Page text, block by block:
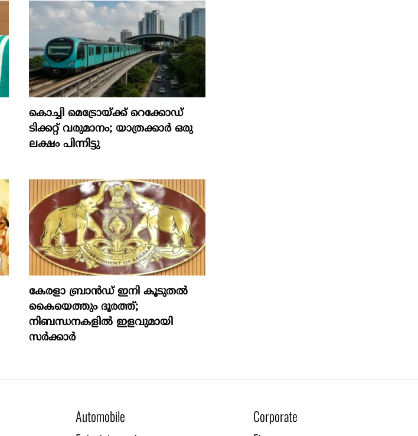
കൊച്ചി മെട്രോയ്ക്ക് റെക്കോഡ്
ടിക്കറ്റ് വരുമാനം; യാത്രക്കാർ ഒരു
ലക്ഷം പിന്നിട്ടു
കേരളാ ബ്രാൻഡ് ഇനി കൂടുതൽ
കൈയെത്തും ദൂരത്ത്;
നിബന്ധനകളിൽ ഇളവുമായി
സർക്കാർ
Automobile
Corporate